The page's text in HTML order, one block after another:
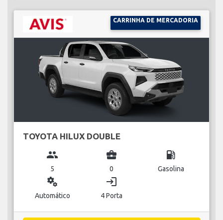
CARRINHA DE MERCADORIA
TOYOTA HILUX DOUBLE
group
5
business_center
0
local_gas_station
Gasolina
miscellaneous_services
Automático
login
4 Porta